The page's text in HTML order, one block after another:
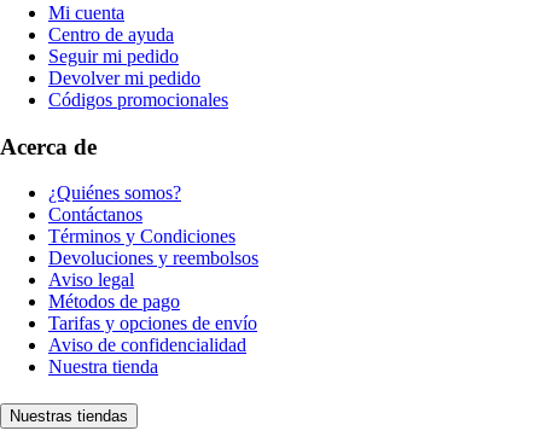
Mi cuenta
Centro de ayuda
Seguir mi pedido
Devolver mi pedido
Códigos promocionales
Acerca de
¿Quiénes somos?
Contáctanos
Términos y Condiciones
Devoluciones y reembolsos
Aviso legal
Métodos de pago
Tarifas y opciones de envío
Aviso de confidencialidad
Nuestra tienda
Nuestras tiendas